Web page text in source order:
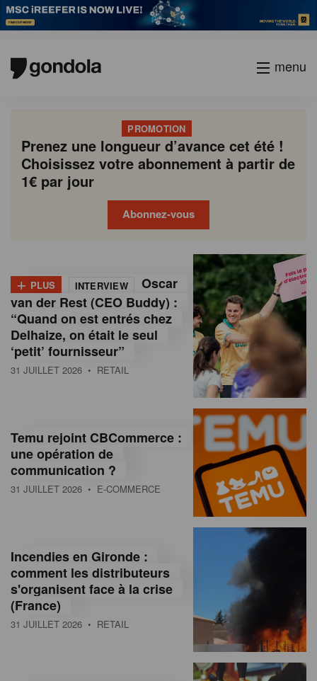
menu
PROMOTION
Prenez une longueur d’avance cet été !
Choisissez votre abonnement à partir de
1€ par jour
Abonnez-vous
o
n
d
o
M
a
g
n
e
+ PLUS INTERVIEW
Oscar
van der Rest (CEO Buddy) :
“Quand on est entrés chez
Delhaize, on était le seul
‘petit’ fournisseur”
31 JUILLET 2026 • RETAIL
Temu rejoint CBCommerce :
une opération de
communication ?
31 JUILLET 2026 • E-COMMERCE
Incendies en Gironde :
comment les distributeurs
s'organisent face à la crise
(France)
31 JUILLET 2026 • RETAIL